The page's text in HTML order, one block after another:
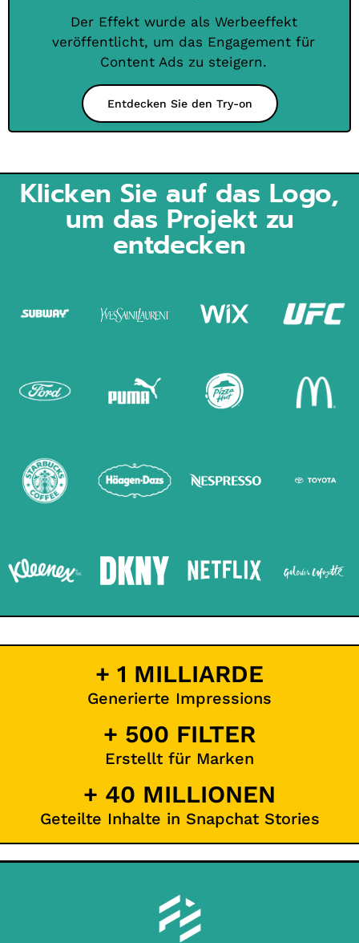
Der Effekt wurde als Werbeeffekt
veröffentlicht, um das Engagement für
Content Ads zu steigern.
Entdecken Sie den Try-on
Klicken Sie auf das Logo,
um das Projekt zu
entdecken
+ 1 MILLIARDE
Generierte Impressions
+ 500 FILTER
Erstellt für Marken
+ 40 MILLIONEN
Geteilte Inhalte in Snapchat Stories